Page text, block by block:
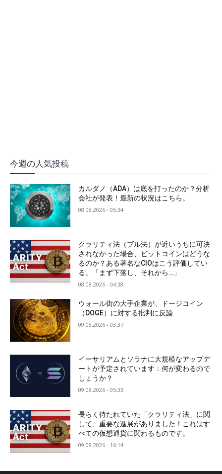
今週の人気投稿
カルダノ（ADA）は底を打ったのか？分析
会社が発表！最新の状況はこちら。
08.08.2026 - 05:34
クラリティ法（ブル法）が近いうちに可決
されなかった場合、ビットコインはどうな
るのか？ある著名なCIOはこう評価してい
る。「まず下落し、それから…」
08.08.2026 - 04:38
ウォール街の大手企業が、ドージコイン
（DOGE）に対する批判に反論
09.08.2026 - 03:37
イーサリアムとソラナに大規模なアップデ
ートが予定されています：何が変わるので
しょうか？
09.08.2026 - 05:33
長らく待たれていた「クラリティ法」に関
して、重要な進展がありました！これはす
べての仮想通貨に関わるものです。
09.08.2026 - 16:14